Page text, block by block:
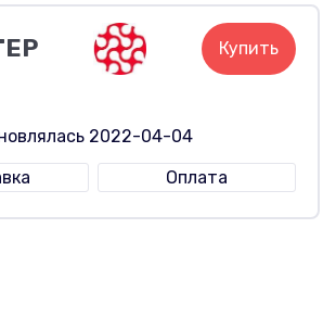
Купить
2022-04-04
Оплата